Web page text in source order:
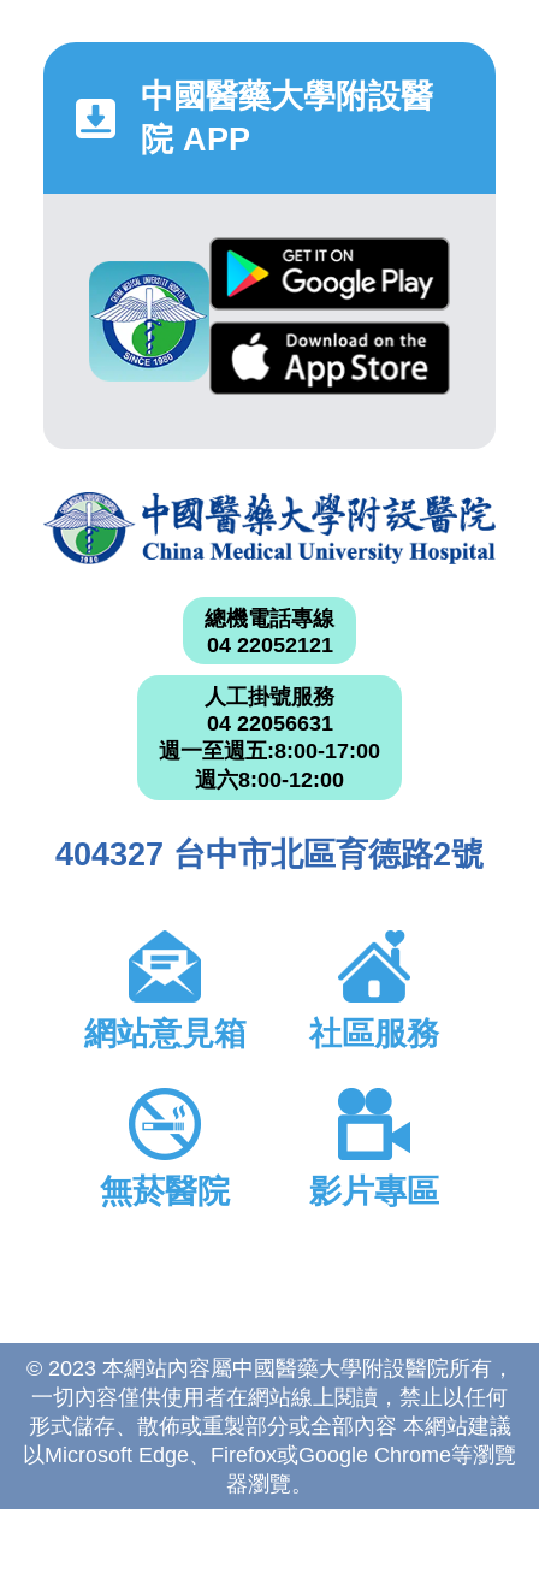
中國醫藥大學附設醫
院 APP
總機電話專線
04 22052121
人工掛號服務
04 22056631
週一至週五:8:00-17:00
週六8:00-12:00
404327 台中市北區育德路2號
網站意見箱 社區服務
無菸醫院 影片專區
© 2023 本網站內容屬中國醫藥大學附設醫院所有，
一切內容僅供使用者在網站線上閱讀，禁止以任何
形式儲存、散佈或重製部分或全部內容 本網站建議
以Microsoft Edge、Firefox或Google Chrome等瀏覽
器瀏覽。